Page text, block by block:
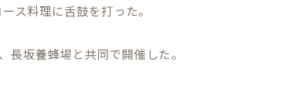
ス料理に舌鼓を打った。
坂養蜂場と共同で開催した。